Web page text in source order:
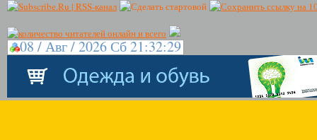
08 / Авг / 2026 Сб 21:32:29